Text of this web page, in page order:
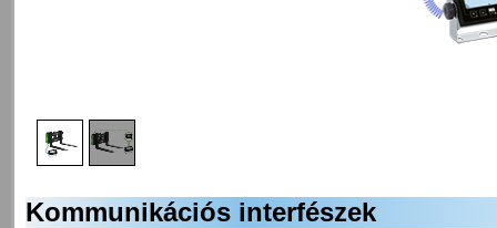
Kommunikációs interfészek